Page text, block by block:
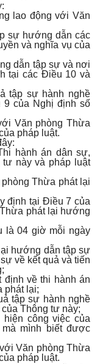
lao động với Văn
sự hướng dẫn các
và nghĩa vụ của
dẫn tập sự và nơi
tại các Điều 10 và
tập sự hành nghề
của Nghị định số
Văn phòng Thừa
pháp luật.
hành án dân sự,
tư này và pháp luật
Thừa phát lại
định tại Điều 7 của
phát lại hướng
là 04 giờ mỗi ngày
hướng dẫn tập sự
về kết quả và tiến
định về thi hành án
phát lại;
tập sự hành nghề
Thông tư này;
công việc của
mình biết được
Văn phòng Thừa
pháp luật.